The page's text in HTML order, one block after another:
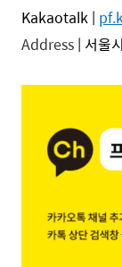
Kakaotalk |
Address | 서울